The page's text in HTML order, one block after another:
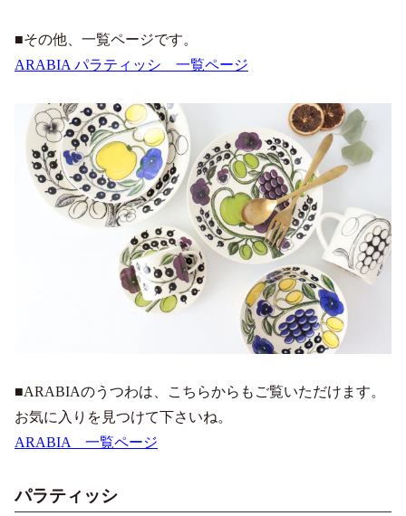
■その他、一覧ページです。
ARABIA パラティッシ 一覧ページ
■ARABIAのうつわは、こちらからもご覧いただけます。
お気に入りを見つけて下さいね。
ARABIA 一覧ページ
パラティッシ